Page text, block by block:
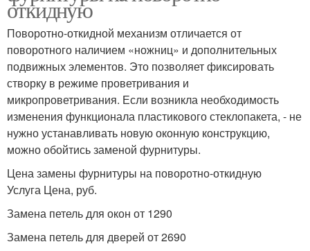
откидную
Поворотно-откидной механизм отличается от
поворотного наличием «ножниц» и дополнительных
подвижных элементов. Это позволяет фиксировать
створку в режиме проветривания и
микропроветривания. Если возникла необходимость
изменения функционала пластикового стеклопакета, - не
нужно устанавливать новую оконную конструкцию,
можно обойтись заменой фурнитуры.
Цена замены фурнитуры на поворотно-откидную
Услуга Цена, руб.
Замена петель для окон от 1290
Замена петель для дверей от 2690